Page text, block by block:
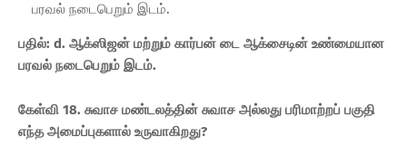
பரவல் நடைபெறும் இடம்.
பதில்: d. ஆக்ஸிஜன் மற்றும் கார்பன் டை ஆக்சைடின் உண்மையான
பரவல் நடைபெறும் இடம்.
கேள்வி 18. சுவாச மண்டலத்தின் சுவாச அல்லது பரிமாற்றப் பகுதி
எந்த அமைப்புகளால் உருவாகிறது?